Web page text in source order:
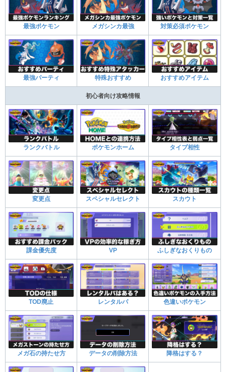
最強ポケモン メガシンカ最強 対策必須ポケモン
最強パーティ 特殊おすすめ おすすめアイテム
初心者向け攻略情報
ランクバトル ポケモンホーム タイプ相性
変更点 スペシャルセレクト スカウト
課金優先度 VP ふしぎなおくりもの
TOD廃止 レンタルパ 色違いポケモン
メガ石の持たせ方 データの削除方法 降格はする？